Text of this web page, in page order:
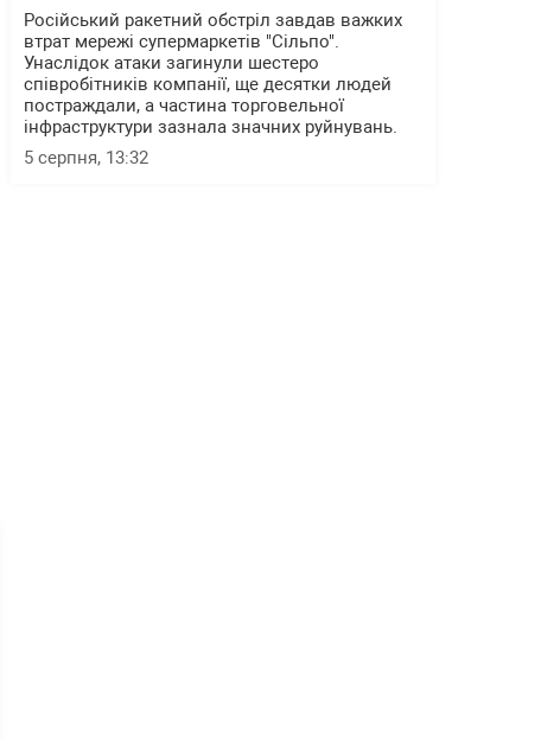
Російський ракетний обстріл завдав важких
втрат мережі супермаркетів "Сільпо".
Унаслідок атаки загинули шестеро
співробітників компанії, ще десятки людей
постраждали, а частина торговельної
інфраструктури зазнала значних руйнувань.
5 серпня, 13:32